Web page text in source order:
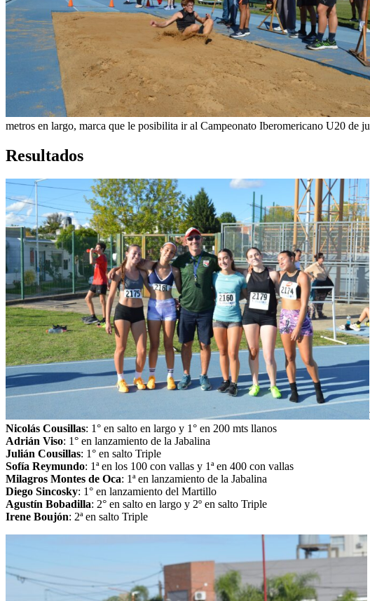
metros en largo, marca que le posibilita ir al Campeonato Iberomericano U20 de
Resultados
Nicolás Cousillas: 1° en salto en largo y 1° en 200 mts llanos
Adrián Viso: 1° en lanzamiento de la Jabalina
Julián Cousillas: 1° en salto Triple
Sofía Reymundo: 1ª en los 100 con vallas y 1ª en 400 con vallas
Milagros Montes de Oca: 1ª en lanzamiento de la Jabalina
Diego Sincosky: 1° en lanzamiento del Martillo
Agustín Bobadilla: 2° en salto en largo y 2º en salto Triple
Irene Boujón: 2ª en salto Triple